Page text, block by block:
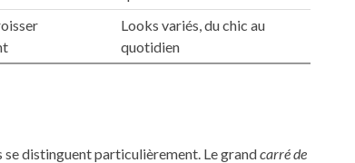
Looks variés, du chic au
quotidien
se distinguent particulièrement. Le grandcarré de